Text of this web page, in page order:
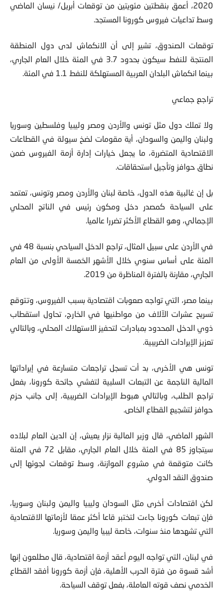
2020، أعمق بنقطتين مئويتين من توقعات أبريل/ نيسان الماضي
وسط تداعيات فيروس كورونا المستجد.
توقعات الصندوق، تشير إلى أن الانكماش لدى دول المنطقة
المنتجة للنفط سيكون بحدود 3.7 في المئة خلال العام الجاري،
بينما انكماش البلدان العربية المستهلكة للنفط 1.1 في المئة.
تراجع جماعي
ولا تملك دول مثل تونس والأردن ومصر وليبيا وفلسطين وسوريا
ولبنان واليمن والسودان، أية مقومات لضخ سيولة في القطاعات
الاقتصادية المتضررة، ما يجعل خيارات إدارة أزمة الفيروس ضمن
نطاق حوافز وتأجيل استحقاقات.
بل إن غالبية هذه الدول، خاصة لبنان والأردن ومصر وتونس، تعتمد
على السياحة كمصدر دخل ومكون رئيس في الناتج المحلي
الإجمالي، وهو القطاع الأكثر تضررا عالميا.
في الأردن على سبيل المثال، تراجع الدخل السياحي بنسبة 48 في
المئة على أساس سنوي خلال الأشهر الخمسة الأولى من العام
الجاري، مقارنة بالفترة المناظرة من 2019.
بينما مصر، التي تواجه صعوبات اقتصادية بسبب الفيروس، وتتوقع
تسريح عشرات الآلاف من مواطنيها في الخارج، تحاول استقطاب
ذوي الدخل المحدود بمبادرات لتحفيز الاستهلاك المحلي، وبالتالي
تعزيز الإيرادات الضريبية.
تونس هي الأخرى، بد أت تسجل تراجعات متسارعة في إيراداتها
المالية الناجمة عن التبعات السلبية لتفشي جائحة كورونا، بفعل
تراجع الطلب، وبالتالي هبوط الإيرادات الضريبية، إلى جانب حزم
حوافز لتشجيع القطاع الخاص.
الشهر الماضي، قال وزير المالية نزار يعيش، إن الدين العام لبلاده
سيتجاوز 85 في المئة خلال العام الجاري، مقابل 72 في المئة
كانت متوقعة في مشروع الموازنة، وسط توقعات لجوئها إلى
صندوق النقد الدولي.
لكن اقتصادات أخرى مثل السودان وليبيا واليمن ولبنان وسوريا،
فإن تبعات كورونا جاءت لتختبر قاعا أكثر عمقا لأزماتها الاقتصادية
التي تشهدها منذ سنوات، خاصة ليبيا واليمن وسوريا.
في لبنان، التي تواجه اليوم أعقد أزمة اقتصادية، قال مطلعون إنها
أشد قسوة من فترة الحرب الأهلية، فإن أزمة كورونا أفقد القطاع
الخدمي نصف قوته العاملة، بفعل توقف السياحة.